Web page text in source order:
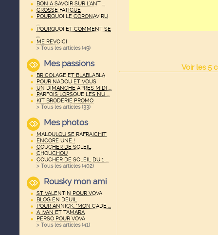
BON A SAVOIR SUR L'ANT ...
GROSSE FATIGUE
POURQUOI LE CORONAVIRU
...
POURQUOI ET COMMENT SE
...
ME REVOICI
> Tous les articles (49)
Mes passions
BRICOLAGE ET BLABLABLA
POUR NADOU ET VOUS
UN DIMANCHE APRES MIDI ...
PARFOIS LORSQUE LES NU ...
KIT BRODERIE PROMO
> Tous les articles (33)
Mes photos
MALOULOU SE RAFRAICHIT
ENCORE UNE !
COUCHER DE SOLEIL
CHOUCHOU
COUCHER DE SOLEIL DU 1 ...
> Tous les articles (402)
Rousky mon ami
ST VALENTIN POUR VOVA
BLOG EN DEUIL
POUR ANNICK. "MON CADE ...
A IVAN ET TAMARA
PERSO POUR VOVA
> Tous les articles (41)
Voir les 5